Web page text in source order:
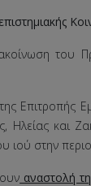
του
Επιτροπής
Ηλείας και
ιού στην
αναστολή